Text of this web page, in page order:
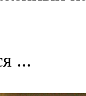
...